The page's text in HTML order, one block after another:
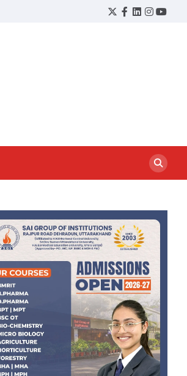
Twitter
Facebook
LinkedIn
Instagram